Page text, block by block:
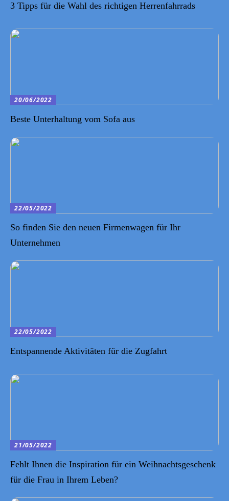
3 Tipps für die Wahl des richtigen Herrenfahrrads
20/06/2022
Beste Unterhaltung vom Sofa aus
22/05/2022
So finden Sie den neuen Firmenwagen für Ihr
Unternehmen
22/05/2022
Entspannende Aktivitäten für die Zugfahrt
21/05/2022
Fehlt Ihnen die Inspiration für ein Weihnachtsgeschenk
für die Frau in Ihrem Leben?